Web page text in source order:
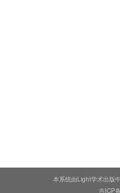
本系统由Light学术出版
吉ICP